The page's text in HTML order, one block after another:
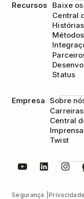
Recursos
Baixe
Central
Status
Empresa Sobre
Carreiras
Central
Imprensa
Twist
Segurança Privacidade